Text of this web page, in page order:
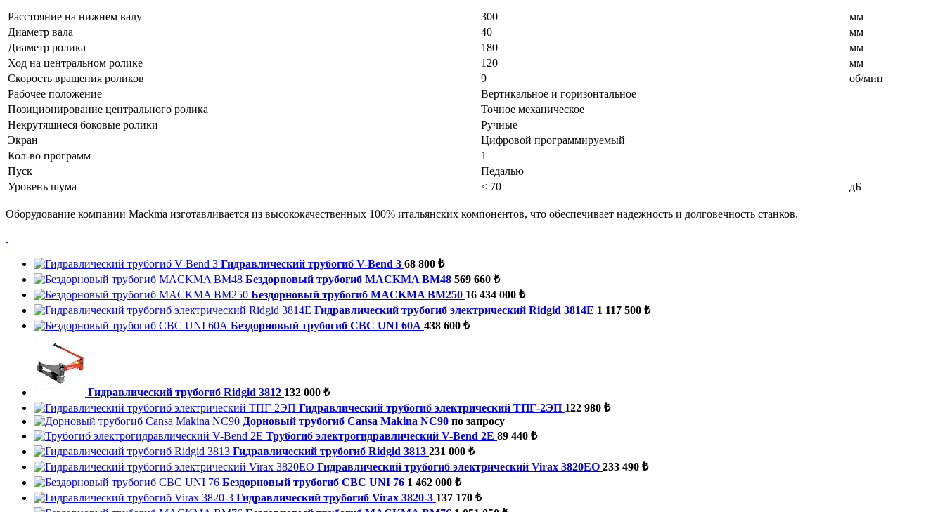
Расстояние на нижнем валу 300
мм
Диаметр вала
40
мм
Диаметр ролика
180
мм
Ход на центральном ролике
120
мм
Скорость вращения роликов
9
об/мин
Рабочее положение
Вертикальное и горизонтальное
Позиционирование центрального ролика
Точное механическое
Некрутящиеся боковые ролики
Ручные
Экран
Цифровой программируемый
Кол-во программ
1
Пуск
Педалью
Уровень шума
< 70 дБ
Оборудование компании Mackma изготавливается из высококачественных 100% итальянских компонентов, что обеспечивает надежность и долговечность станков.
Гидравлический трубогиб V-Bend 3 68 800 ₺
Бездорновый трубогиб MACKMA BM48 569 660 ₺
Бездорновый трубогиб MACKMA BM250 16 434 000 ₺
Гидравлический трубогиб электрический Ridgid 3814E 1 117 500 ₺
Бездорновый трубогиб CBC UNI 60А 438 600 ₺
Гидравлический трубогиб Ridgid 3812 132 000 ₺
Гидравлический трубогиб электрический ТПГ-2ЭП 122 980 ₺
Дорновый трубогиб Cansa Makina NC90 по запросу
Трубогиб электрогидравлический V-Bend 2E 89 440 ₺
Гидравлический трубогиб Ridgid 3813 231 000 ₺
Гидравлический трубогиб электрический Virax 3820EO 233 490 ₺
Бездорновый трубогиб CBC UNI 76 1 462 000 ₺
Гидравлический трубогиб Virax 3820-3 137 170 ₺